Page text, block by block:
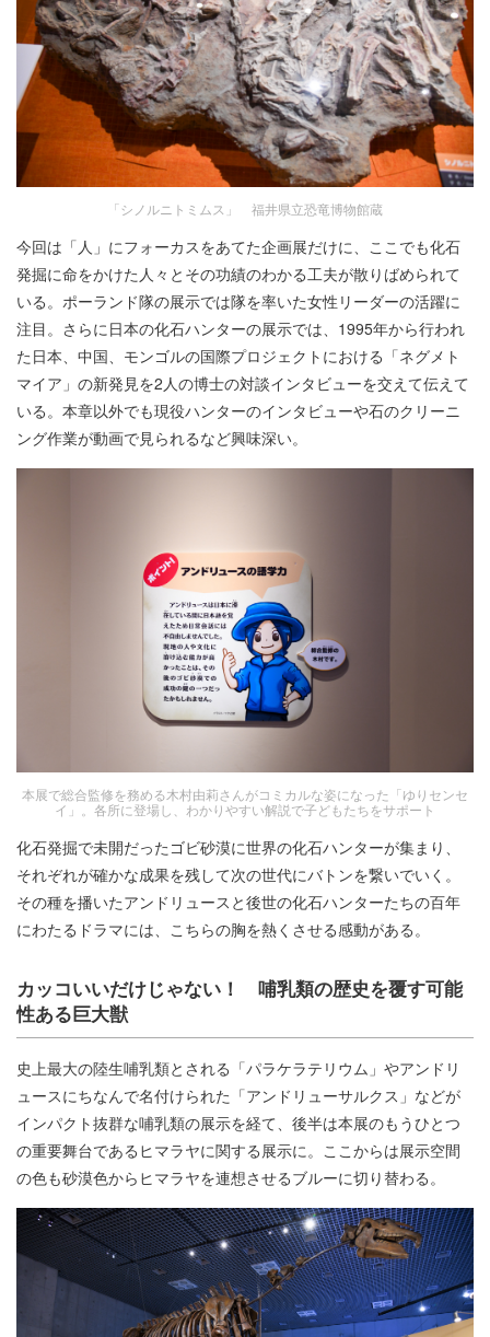
「シノルニトミムス」 福井県立恐竜博物館蔵
今回は「人」にフォーカスをあてた企画展だけに、ここでも化石
発掘に命をかけた人々とその功績のわかる工夫が散りばめられて
いる。ポーランド隊の展示では隊を率いた女性リーダーの活躍に
注目。さらに日本の化石ハンターの展示では、1995年から行われ
た日本、中国、モンゴルの国際プロジェクトにおける「ネグメト
マイア」の新発見を2人の博士の対談インタビューを交えて伝えて
いる。本章以外でも現役ハンターのインタビューや石のクリーニ
ング作業が動画で見られるなど興味深い。
本展で総合監修を務める木村由莉さんがコミカルな姿になった「ゆりセンセ
イ」。各所に登場し、わかりやすい解説で子どもたちをサポート
化石発掘で未開だったゴビ砂漠に世界の化石ハンターが集まり、
それぞれが確かな成果を残して次の世代にバトンを繋いでいく。
その種を播いたアンドリュースと後世の化石ハンターたちの百年
にわたるドラマには、こちらの胸を熱くさせる感動がある。
カッコいいだけじゃない！ 哺乳類の歴史を覆す可能
性ある巨大獣
史上最大の陸生哺乳類とされる「パラケラテリウム」やアンドリ
ュースにちなんで名付けられた「アンドリューサルクス」などが
インパクト抜群な哺乳類の展示を経て、後半は本展のもうひとつ
の重要舞台であるヒマラヤに関する展示に。ここからは展示空間
の色も砂漠色からヒマラヤを連想させるブルーに切り替わる。